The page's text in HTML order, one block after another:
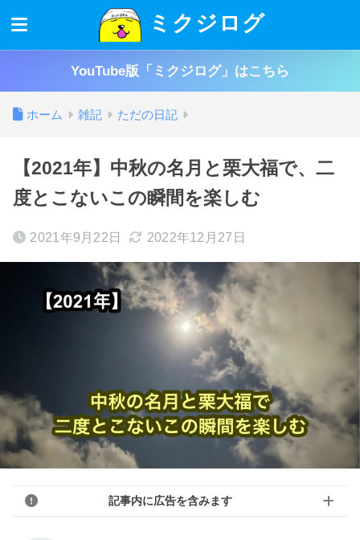
ミクジログ
YouTube版「ミクジログ」はこちら
ホーム 雑記 ただの日記
【2021年】中秋の名月と栗大福で、二
度とこないこの瞬間を楽しむ
2021年9月22日 2022年12月27日
記事内に広告を含みます